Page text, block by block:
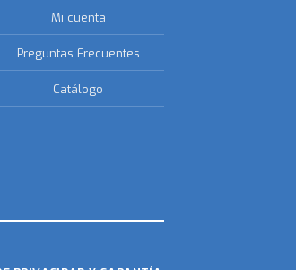
Mi cuenta
Preguntas Frecuentes
Catálogo